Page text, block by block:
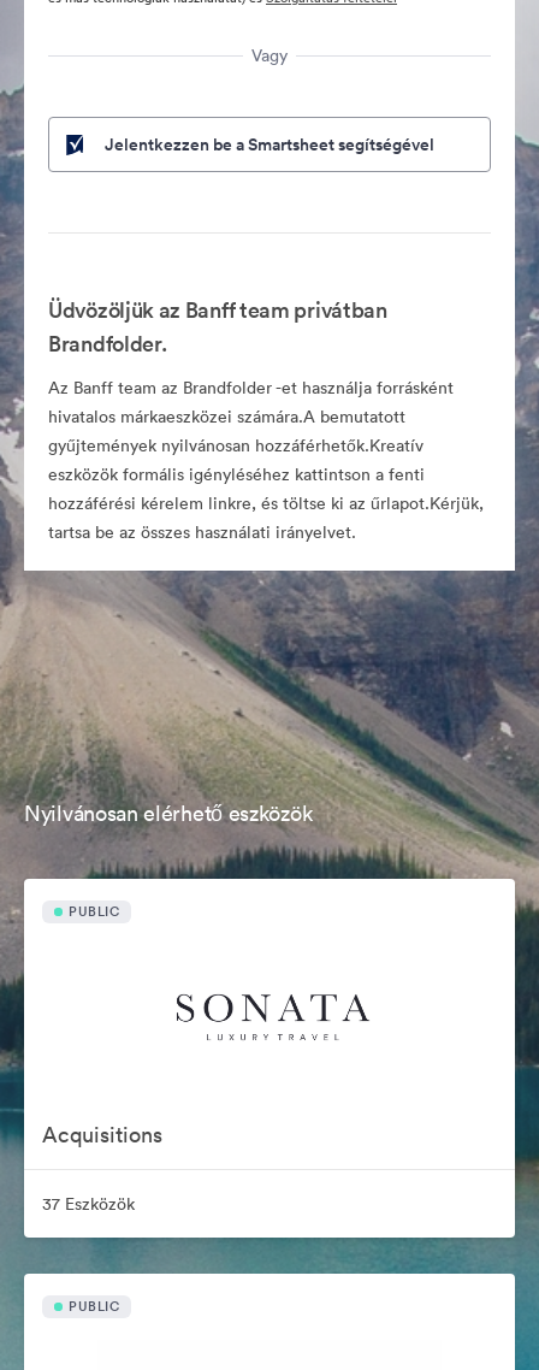
Vagy
Jelentkezzen be a Smartsheet segítségével
Üdvözöljük az Banff team privátban
Brandfolder.
Az Banff team az Brandfolder -et használja forrásként
hivatalos márkaeszközei számára.A bemutatott
gyűjtemények nyilvánosan hozzáférhetők.Kreatív
eszközök formális igényléséhez kattintson a fenti
hozzáférési kérelem linkre, és töltse ki az űrlapot.Kérjük,
tartsa be az összes használati irányelvet.
Nyilvánosan elérhető eszközök
PUBLIC
Acquisitions
37 Eszközök
PUBLIC